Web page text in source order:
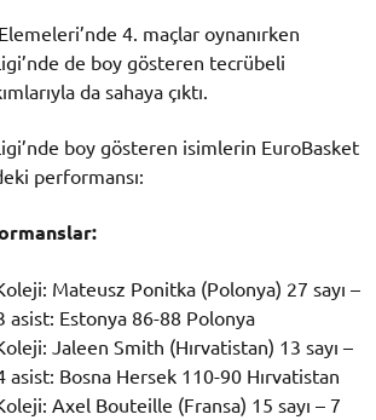
4. maçlar oynanırken
de boy gösteren tecrübeli
da sahaya çıktı.
boy gösteren isimlerin EuroBasket
performansı:
Mateusz Ponitka (Polonya) 27 sayı –
asist: Estonya 86-88 Polonya
Jaleen Smith (Hırvatistan) 13 sayı –
asist: Bosna Hersek 110-90 Hırvatistan
Axel Bouteille (Fransa) 15 sayı – 7